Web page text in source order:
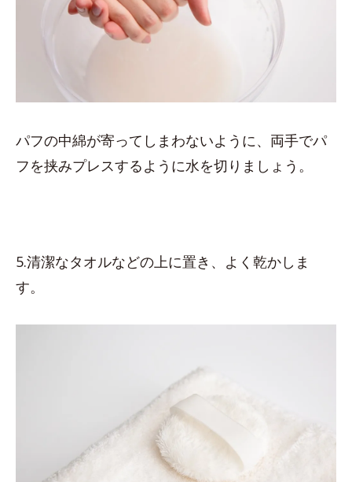
パフの中綿が寄ってしまわないように、両手でパ
フを挟みプレスするように水を切りましょう。
5.清潔なタオルなどの上に置き、よく乾かしま
す。